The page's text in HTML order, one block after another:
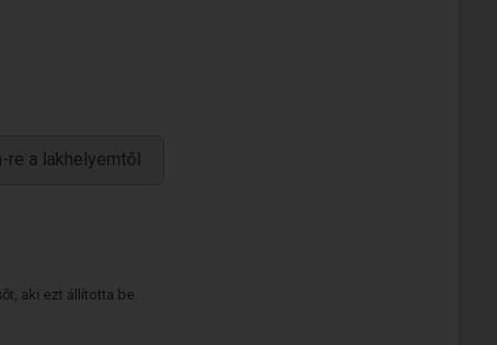
re a lakhelyemtől
aki ezt állította be.